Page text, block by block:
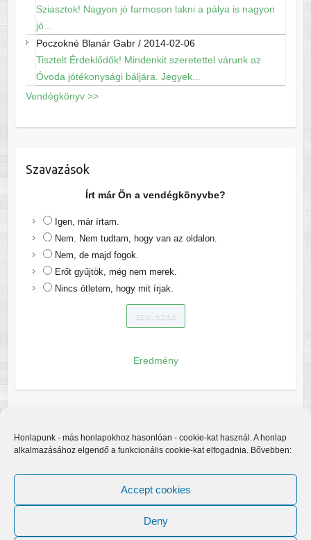
Honlapunk - más honlapokhoz hasonlóan - cookie-kat használ. A honlap
alkalmazásához elgendő a funkcionális cookie-kat elfogadnia. Bővebben:
Accept cookies
Deny
Sziasztok! Nagyon jó farmoson lakni a pálya is nagyon
jó...
Poczokné Blanár Gabr/ 2014-02-06
Tisztelt Érdeklődők! Mindenkit szeretettel várunk az
Óvoda jótékonysági báljára. Jegyek...
Vendégkönyv >>
Szavazások
Írt már Ön a vendégkönyvbe?
Igen, már írtam.
Nem. Nem tudtam, hogy van az oldalon.
Nem, de majd fogok.
Erőt gyűjtök, még nem merek.
Nincs ötletem, hogy mit írjak.
Eredmény